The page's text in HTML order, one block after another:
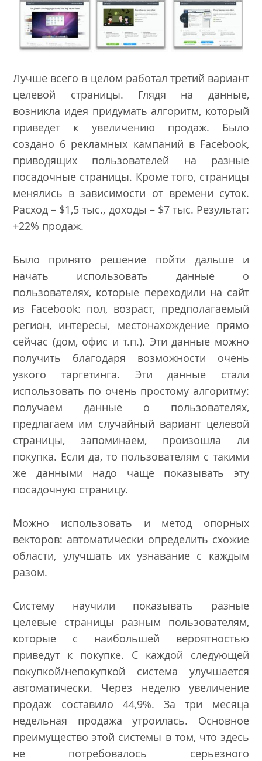
Лучше всего в целом работал третий вариант
целевой страницы. Глядя на данные,
возникла идея придумать алгоритм, который
приведет к увеличению продаж. Было
создано 6 рекламных кампаний в Facebook,
приводящих пользователей на разные
посадочные страницы. Кроме того, страницы
менялись в зависимости от времени суток.
Расход – $1,5 тыс., доходы – $7 тыс. Результат:
+22% продаж.
Было принято решение пойти дальше и
начать использовать данные о
пользователях, которые переходили на сайт
из Facebook: пол, возраст, предполагаемый
регион, интересы, местонахождение прямо
сейчас (дом, офис и т.п.). Эти данные можно
получить благодаря возможности очень
узкого таргетинга. Эти данные стали
использовать по очень простому алгоритму:
получаем данные о пользователях,
предлагаем им случайный вариант целевой
страницы, запоминаем, произошла ли
покупка. Если да, то пользователям с такими
же данными надо чаще показывать эту
посадочную страницу.
Можно использовать и метод опорных
векторов: автоматически определить схожие
области, улучшать их узнавание с каждым
разом.
Систему научили показывать разные
целевые страницы разным пользователям,
которые с наибольшей вероятностью
приведут к покупке. С каждой следующей
покупкой/непокупкой система улучшается
автоматически. Через неделю увеличение
продаж составило 44,9%. За три месяца
недельная продажа утроилась. Основное
преимущество этой системы в том, что здесь
не потребовалось серьезного